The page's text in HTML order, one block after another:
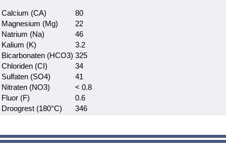
Calcium (CA)
80
Magnesium (Mg)
22
Natrium (Na)
46
Kalium (K)
3.2
Bicarbonaten (HCO3) 325
Chloriden (CI)
34
Sulfaten (SO4)
41
Nitraten (NO3)
< 0.8
Fluor (F)
0.6
Droogrest (180°C)
346